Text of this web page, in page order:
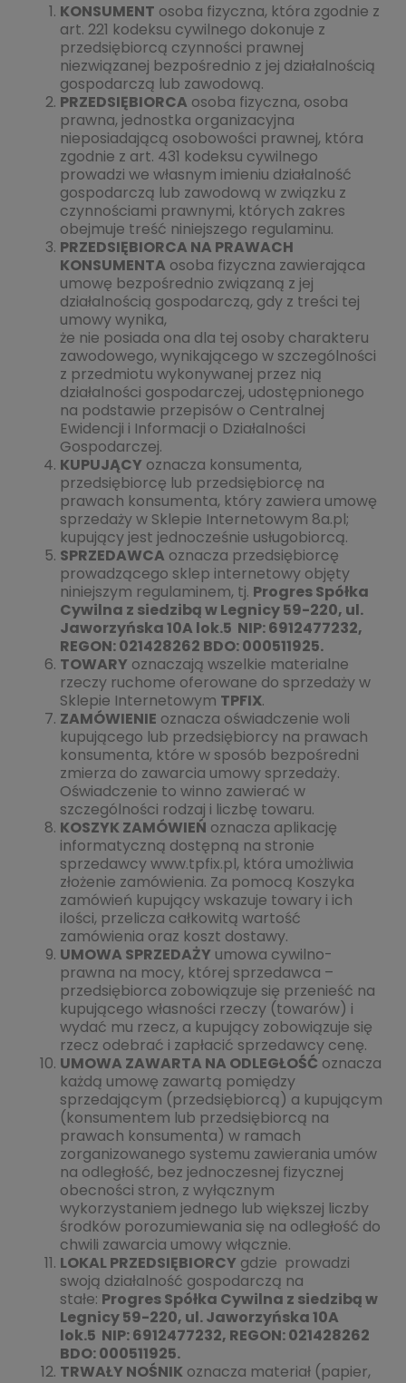
KONSUMENT osoba fizyczna, która zgodnie z
art. 221 kodeksu cywilnego dokonuje z
przedsiębiorcą czynności prawnej
niezwiązanej bezpośrednio z jej działalnością
gospodarczą lub zawodową.
PRZEDSIĘBIORCA osoba fizyczna, osoba
prawna, jednostka organizacyjna
nieposiadającą osobowości prawnej, która
zgodnie z art. 431 kodeksu cywilnego
prowadzi we własnym imieniu działalność
gospodarczą lub zawodową w związku z
czynnościami prawnymi, których zakres
obejmuje treść niniejszego regulaminu.
PRZEDSIĘBIORCA NA PRAWACH
KONSUMENTA osoba fizyczna zawierająca
umowę bezpośrednio związaną z jej
działalnością gospodarczą, gdy z treści tej
umowy wynika,
że nie posiada ona dla tej osoby charakteru
zawodowego, wynikającego w szczególności
z przedmiotu wykonywanej przez nią
działalności gospodarczej, udostępnionego
na podstawie przepisów o Centralnej
Ewidencji i Informacji o Działalności
Gospodarczej.
KUPUJĄCY oznacza konsumenta,
przedsiębiorcę lub przedsiębiorcę na
prawach konsumenta, który zawiera umowę
sprzedaży w Sklepie Internetowym 8a.pl;
kupujący jest jednocześnie usługobiorcą.
SPRZEDAWCA oznacza przedsiębiorcę
prowadzącego sklep internetowy objęty
niniejszym regulaminem, tj. Progres Spółka
Cywilna z siedzibą w Legnicy 59-220, ul.
Jaworzyńska 10A lok.5 NIP: 6912477232,
REGON: 021428262 BDO: 000511925.
TOWARY oznaczają wszelkie materialne
rzeczy ruchome oferowane do sprzedaży w
Sklepie Internetowym TPFIX.
ZAMÓWIENIE oznacza oświadczenie woli
kupującego lub przedsiębiorcy na prawach
konsumenta, które w sposób bezpośredni
zmierza do zawarcia umowy sprzedaży.
Oświadczenie to winno zawierać w
szczególności rodzaj i liczbę towaru.
KOSZYK ZAMÓWIEŃ oznacza aplikację
informatyczną dostępną na stronie
sprzedawcy www.tpfix.pl, która umożliwia
złożenie zamówienia. Za pomocą Koszyka
zamówień kupujący wskazuje towary i ich
ilości, przelicza całkowitą wartość
zamówienia oraz koszt dostawy.
UMOWA SPRZEDAŻY umowa cywilno-
prawna na mocy, której sprzedawca –
przedsiębiorca zobowiązuje się przenieść na
kupującego własności rzeczy (towarów) i
wydać mu rzecz, a kupujący zobowiązuje się
rzecz odebrać i zapłacić sprzedawcy cenę.
UMOWA ZAWARTA NA ODLEGŁOŚĆ oznacza
każdą umowę zawartą pomiędzy
sprzedającym (przedsiębiorcą) a kupującym
(konsumentem lub przedsiębiorcą na
prawach konsumenta) w ramach
zorganizowanego systemu zawierania umów
na odległość, bez jednoczesnej fizycznej
obecności stron, z wyłącznym
wykorzystaniem jednego lub większej liczby
środków porozumiewania się na odległość do
chwili zawarcia umowy włącznie.
LOKAL PRZEDSIĘBIORCY gdzie prowadzi
swoją działalność gospodarczą na
stałe: Progres Spółka Cywilna z siedzibą w
Legnicy 59-220, ul. Jaworzyńska 10A
lok.5 NIP: 6912477232, REGON: 021428262
BDO: 000511925.
TRWAŁY NOŚNIK oznacza materiał (papier,